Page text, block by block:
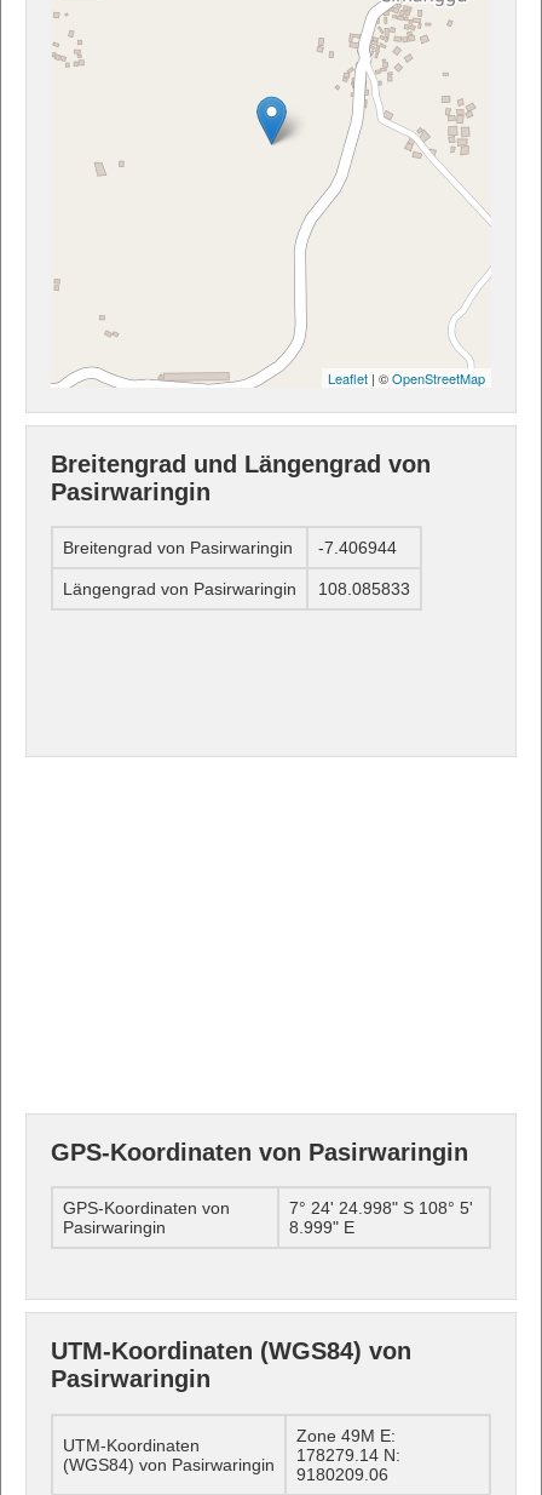
Leaflet | ©OpenStreetMap
Breitengrad und Längengrad von
Pasirwaringin
Breitengrad von Pasirwaringin -7.406944
Längengrad von Pasirwaringin 108.085833
GPS-Koordinaten von Pasirwaringin
GPS-Koordinaten von
Pasirwaringin
7° 24' 24.998" S 108° 5'
8.999" E
UTM-Koordinaten (WGS84) von
Pasirwaringin
UTM-Koordinaten
(WGS84) von Pasirwaringin
Zone 49M E:
178279.14 N:
9180209.06